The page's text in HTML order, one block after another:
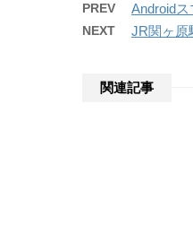
PREV Android
NEXT JR関ヶ原
関連記事